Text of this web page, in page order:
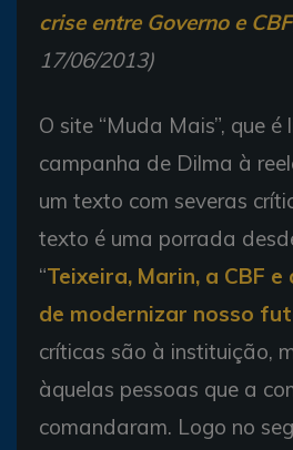
crise entre Governo e CBF
17/06/2013)
O site “Muda Mais”, que é
campanha de Dilma à
um texto com severas
texto é uma porrada
“Teixeira, Marin, a CBF
de modernizar nosso
críticas são à instituição,
àquelas pessoas que a
comandaram. Logo no